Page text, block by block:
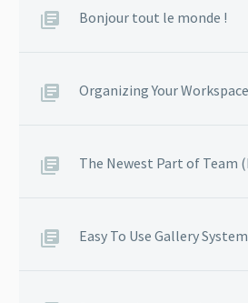
Bonjour tout le monde !
Organizing Your
The Newest Part of Team
Easy To Use Gallery